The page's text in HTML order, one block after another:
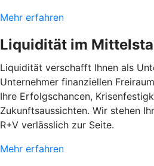
Mehr erfahren
Liquidität im
Liquidität verschafft Ihnen als
Unternehmer finanziellen
Ihre Erfolgschancen,
Zukunftsaussichten. Wir stehen
R+V verlässlich zur Seite.
Mehr erfahren